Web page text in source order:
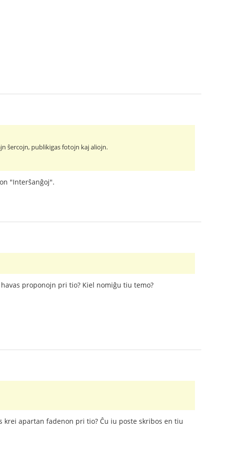
ŝercojn, publikigas fotojn kaj aliojn.
"Interŝanĝoj".
proponojn pri tio? Kiel nomiĝu tiu temo?
krei apartan fadenon pri tio? Ĉu iu poste skribos en tiu